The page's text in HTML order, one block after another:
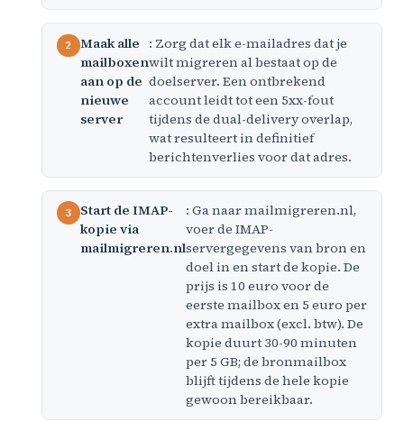
Maak alle
mailboxen
aan op de
nieuwe
server
: Zorg dat elk e-mailadres dat je
wilt migreren al bestaat op de
doelserver. Een ontbrekend
account leidt tot een 5xx-fout
tijdens de dual-delivery overlap,
wat resulteert in definitief
berichtenverlies voor dat adres.
Start de IMAP-
kopie via
mailmigreren.nl
: Ga naar mailmigreren.nl,
voer de IMAP-
servergegevens van bron en
doel in en start de kopie. De
prijs is 10 euro voor de
eerste mailbox en 5 euro per
extra mailbox (excl. btw). De
kopie duurt 30-90 minuten
per 5 GB; de bronmailbox
blijft tijdens de hele kopie
gewoon bereikbaar.